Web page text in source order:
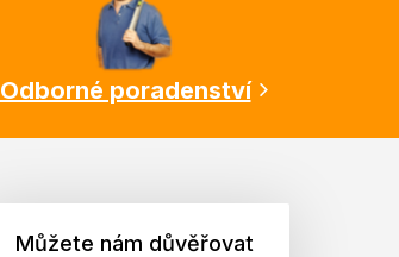
Odborné poradenství
Můžete nám důvěřovat